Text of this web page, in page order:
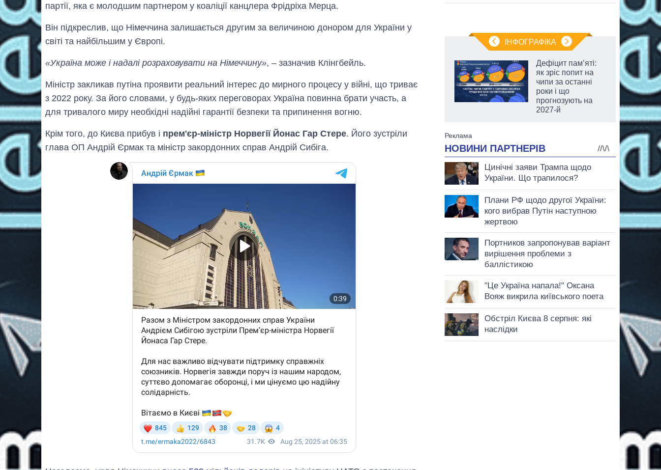
партії, яка є молодшим партнером у коаліції канцлера Фрідріха Мерца.
Він підкреслив, що Німеччина залишається другим за величиною донором для України у
світі та найбільшим у Європі.
«Україна може і надалі розраховувати на Німеччину», – зазначив Клінгбейль.
Міністр закликав путіна проявити реальний інтерес до мирного процесу у війні, що триває
з 2022 року. За його словами, у будь-яких переговорах Україна повинна брати участь, а
для тривалого миру необхідні надійні гарантії безпеки та припинення вогню.
Крiм того, до Києва прибув i прем'єр-мiнiстр Норвегiї Йонас Гар Стере. Його зустрiли
глава ОП Андрiй Єрмак та мiнiстр закордонних справ Андрiй Сибiга.
ІНФОГРАФІКА
Скільки картоплі
Україні до і під час
великої війни
Дефіцит пам’яті:
як зріс попит на
чипи за останні
роки і що
прогнозують на
2027-й